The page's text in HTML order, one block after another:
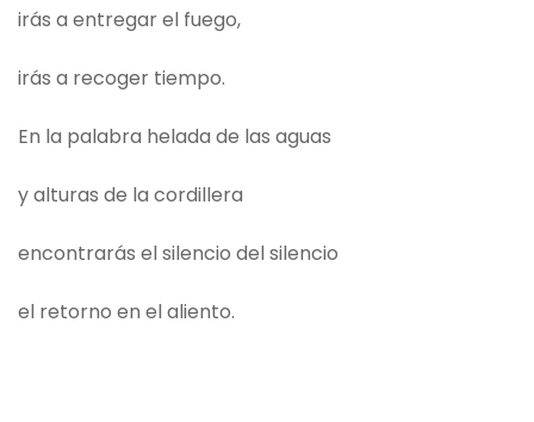
irás a entregar el fuego,
irás a recoger tiempo.
En la palabra helada de las aguas
y alturas de la cordillera
encontrarás el silencio del silencio
el retorno en el aliento.